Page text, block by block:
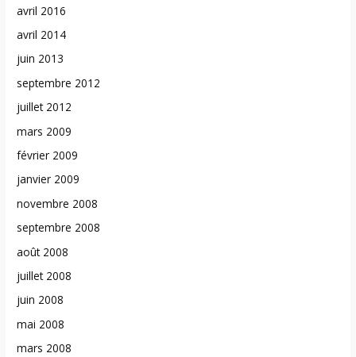
avril 2016
avril 2014
juin 2013
septembre 2012
juillet 2012
mars 2009
février 2009
janvier 2009
novembre 2008
septembre 2008
août 2008
juillet 2008
juin 2008
mai 2008
mars 2008